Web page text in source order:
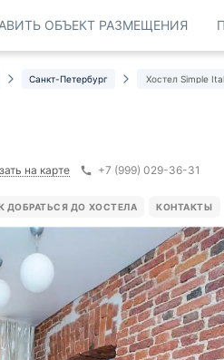
ОБЪЕКТ РАЗМЕЩЕНИЯ
Санкт-Петербург Хостел Simple
на карте +7 (999) 029-36-31
ДОБРАТЬСЯ ДО ХОСТЕЛА КОНТАКТЫ